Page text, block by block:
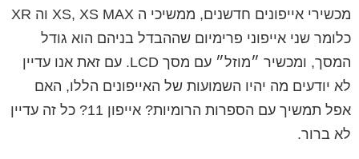
מכשירי אייפונים חדשנים, ממשיכי ה XS, XS MAX וה XR
כלומר שני אייפוני פרימיום שההבדל בניהם הוא גודל
המסך, ומכשיר ״מוזל״ עם מסך LCD. עם זאת אנו עדיין
לא יודעים מה יהיו השמועות של האייפונים הללו, האם
אפל תמשיך עם הספרות הרומיות? אייפון 11? כל זה עדיין
לא ברור.